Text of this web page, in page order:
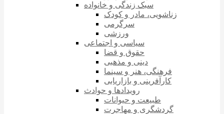
سبک زندگی و خانواده
زناشویی، مادر و کودک
سرگرمی
ورزشی
سیاسی و اجتماعی
حقوق و قضا
دینی و مذهبی
فرهنگی، هنر و سینما
کارآفرینی و بازاریابی
رویدادها و حوادث
طبیعت و حیوانات
گردشگری و مهاجرت